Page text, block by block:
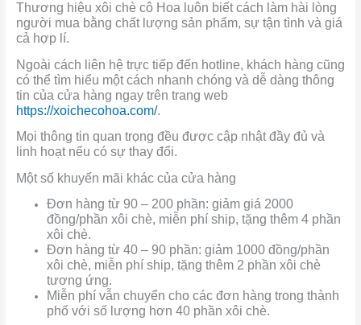
Thương hiệu xôi chè cô Hoa luôn biết cách làm hài lòng
người mua bằng chất lượng sản phẩm, sự tận tình và giá
cả hợp lí.
Ngoài cách liên hệ trực tiếp đến hotline, khách hàng cũng
có thể tìm hiểu một cách nhanh chóng và dễ dàng thông
tin của cửa hàng ngay trên trang web
https://xoichecohoa.com/.
Mọi thông tin quan trọng đều được cập nhật đầy đủ và
linh hoạt nếu có sự thay đổi.
Một số khuyến mãi khác của cửa hàng
Đơn hàng từ 90 – 200 phần: giảm giá 2000
đồng/phần xôi chè, miễn phí ship, tặng thêm 4 phần
xôi chè.
Đơn hàng từ 40 – 90 phần: giảm 1000 đồng/phần
xôi chè, miễn phí ship, tặng thêm 2 phần xôi chè
tương ứng.
Miễn phí vẫn chuyển cho các đơn hàng trong thành
phố với số lượng hơn 40 phần xôi chè.